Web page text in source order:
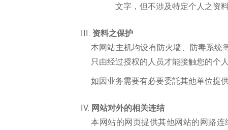
文字，但不涉及特定个人之资料
资料之保护
本网站主机均设有防火墙、防毒系统
只由经过授权的人员才能接触您的个
如因业务需要有必要委託其他单位提
网站对外的相关连结
本网站的网页提供其他网站的网路